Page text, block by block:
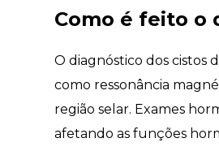
Como é feito o
O diagnóstico dos cistos
como ressonância
região selar. Exames
afetando as funções